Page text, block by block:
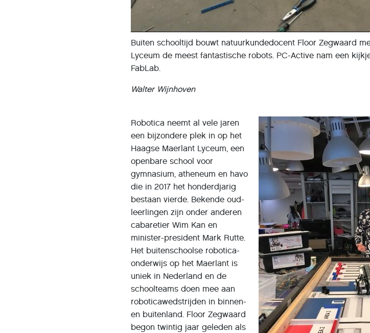
Buiten schooltijd bouwt natuurkundedocent Floor Zegwaard
Lyceum de meest fantastische robots. PC-Active nam een
FabLab.
Walter Wijnhoven
Robotica neemt al vele jaren
een bijzondere plek in op het
Haagse Maerlant Lyceum, een
openbare school voor
gymnasium, atheneum en havo
die in 2017 het honderdjarig
bestaan vierde. Bekende oud-
leerlingen zijn onder anderen
cabaretier Wim Kan en
minister-president Mark Rutte.
Het buitenschoolse robotica-
onderwijs op het Maerlant is
uniek in Nederland en de
schoolteams doen mee aan
roboticawedstrijden in binnen-
en buitenland. Floor Zegwaard
begon twintig jaar geleden als